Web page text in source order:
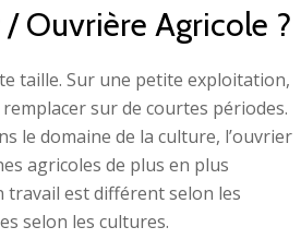
/ Ouvrière Agricole ?
taille. Sur une petite exploitation,
sur de courtes périodes.
le domaine de la culture, l’ouvrier
agricoles de plus en plus
travail est différent selon les
selon les cultures.